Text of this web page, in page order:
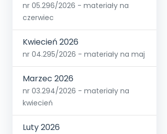
nr 05.296/2026 - materiały na
czerwiec
Kwiecień 2026
nr 04.295/2026 - materiały na maj
Marzec 2026
nr 03.294/2026 - materiały na
kwiecień
Luty 2026